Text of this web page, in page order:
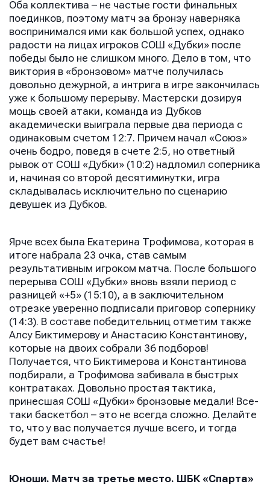
Оба коллектива – не частые гости финальных
поединков, поэтому матч за бронзу наверняка
воспринимался ими как большой успех, однако
радости на лицах игроков СОШ «Дубки» после
победы было не слишком много. Дело в том, что
виктория в «бронзовом» матче получилась
довольно дежурной, а интрига в игре закончилась
уже к большому перерыву. Мастерски дозируя
мощь своей атаки, команда из Дубков
академически выиграла первые два периода с
одинаковым счетом 12:7. Причем начал «Союз»
очень бодро, поведя в счете 2:5, но ответный
рывок от СОШ «Дубки» (10:2) надломил соперника
и, начиная со второй десятиминутки, игра
складывалась исключительно по сценарию
девушек из Дубков.
Ярче всех была Екатерина Трофимова, которая в
итоге набрала 23 очка, став самым
результативным игроком матча. После большого
перерыва СОШ «Дубки» вновь взяли период с
разницей «+5» (15:10), а в заключительном
отрезке уверенно подписали приговор сопернику
(14:3). В составе победительниц отметим также
Алсу Биктимерову и Анастасию Константинову,
которые на двоих собрали 36 подборов!
Получается, что Биктимерова и Константинова
подбирали, а Трофимова забивала в быстрых
контратаках. Довольно простая тактика,
принесшая СОШ «Дубки» бронзовые медали! Все-
таки баскетбол – это не всегда сложно. Делайте
то, что у вас получается лучше всего, и тогда
будет вам счастье!
Юноши. Матч за третье место. ШБК «Спарта»